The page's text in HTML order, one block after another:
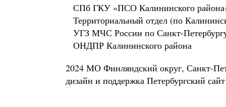
СПб ГКУ «ПСО Калининского
Территориальный отдел (по
УГЗ МЧС России по Санкт-
ОНДПР Калининского района
2024 МО Финляндский округ, Санкт-
дизайн и поддержка Петербургский сайт